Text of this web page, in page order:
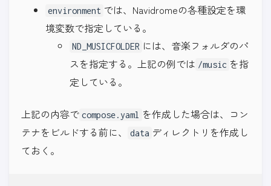
environment では、Navidromeの各種設定を環
境変数で指定している。
ND_MUSICFOLDER には、音楽フォルダのパ
スを指定する。上記の例では /music を指
定している。
上記の内容で compose.yaml を作成した場合は、コン
テナをビルドする前に、
data ディレクトリを作成し
ておく。